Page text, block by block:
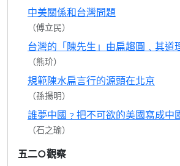
中美關係和台灣問題
（傅立民）
台灣的「陳先生」由扁趨圓﹑其道
（熊玠）
規範陳水扁言行的源頭在北京
（孫揚明）
誰夢中國﹖把不可欲的美國寫成中
（石之瑜）
五二○觀察